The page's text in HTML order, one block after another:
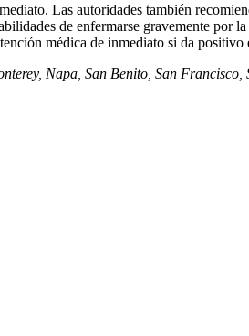
Las autoridades también
de enfermarse gravemente por
médica de inmediato si da positivo
Napa, San Benito, San